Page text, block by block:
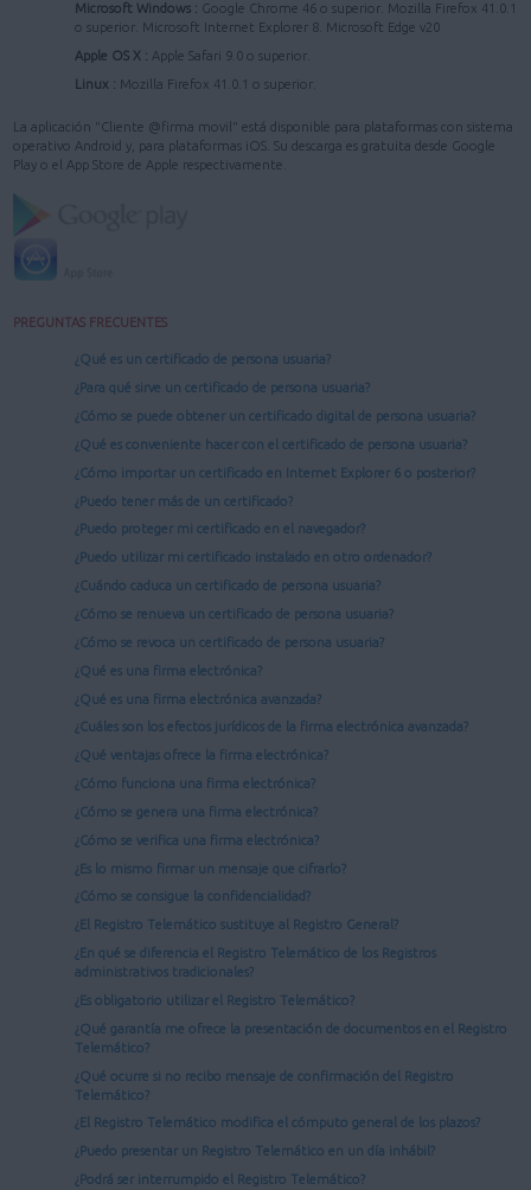
Microsoft Windows : Google Chrome 46 o superior. Mozilla Firefox 41.0.1
o superior. Microsoft Internet Explorer 8. Microsoft Edge v20
Apple OS X : Apple Safari 9.0 o superior.
Linux : Mozilla Firefox 41.0.1 o superior.
La aplicación "Cliente @firma movil" está disponible para plataformas con sistema
operativo Android y, para plataformas iOS. Su descarga es gratuita desde Google
Play o el App Store de Apple respectivamente.
PREGUNTAS FRECUENTES
¿Qué es un certificado de persona usuaria?
¿Para qué sirve un certificado de persona usuaria?
¿Cómo se puede obtener un certificado digital de persona usuaria?
¿Qué es conveniente hacer con el certificado de persona usuaria?
¿Cómo importar un certificado en Internet Explorer 6 o posterior?
¿Puedo tener más de un certificado?
¿Puedo proteger mi certificado en el navegador?
¿Puedo utilizar mi certificado instalado en otro ordenador?
¿Cuándo caduca un certificado de persona usuaria?
¿Cómo se renueva un certificado de persona usuaria?
¿Cómo se revoca un certificado de persona usuaria?
¿Qué es una firma electrónica?
¿Qué es una firma electrónica avanzada?
¿Cuáles son los efectos jurídicos de la firma electrónica avanzada?
¿Qué ventajas ofrece la firma electrónica?
¿Cómo funciona una firma electrónica?
¿Cómo se genera una firma electrónica?
¿Cómo se verifica una firma electrónica?
¿Es lo mismo firmar un mensaje que cifrarlo?
¿Cómo se consigue la confidencialidad?
¿El Registro Telemático sustituye al Registro General?
¿En qué se diferencia el Registro Telemático de los Registros
administrativos tradicionales?
¿Es obligatorio utilizar el Registro Telemático?
¿Qué garantía me ofrece la presentación de documentos en el Registro
Telemático?
¿Qué ocurre si no recibo mensaje de confirmación del Registro
Telemático?
¿El Registro Telemático modifica el cómputo general de los plazos?
¿Puedo presentar un Registro Telemático en un día inhábil?
¿Podrá ser interrumpido el Registro Telemático?